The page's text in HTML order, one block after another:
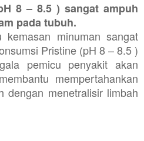
8 – 8.5 ) sangat ampuh
pada tubuh.
minuman sangat
Pristine (pH 8 – 8.5 )
pemicu penyakit akan
mempertahankan
dengan menetralisir limbah